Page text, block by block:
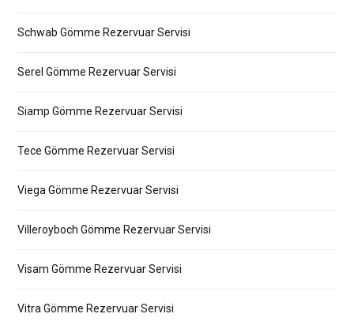
Schwab Gömme Rezervuar Servisi
Serel Gömme Rezervuar Servisi
Siamp Gömme Rezervuar Servisi
Tece Gömme Rezervuar Servisi
Viega Gömme Rezervuar Servisi
Villeroyboch Gömme Rezervuar Servisi
Visam Gömme Rezervuar Servisi
Vitra Gömme Rezervuar Servisi